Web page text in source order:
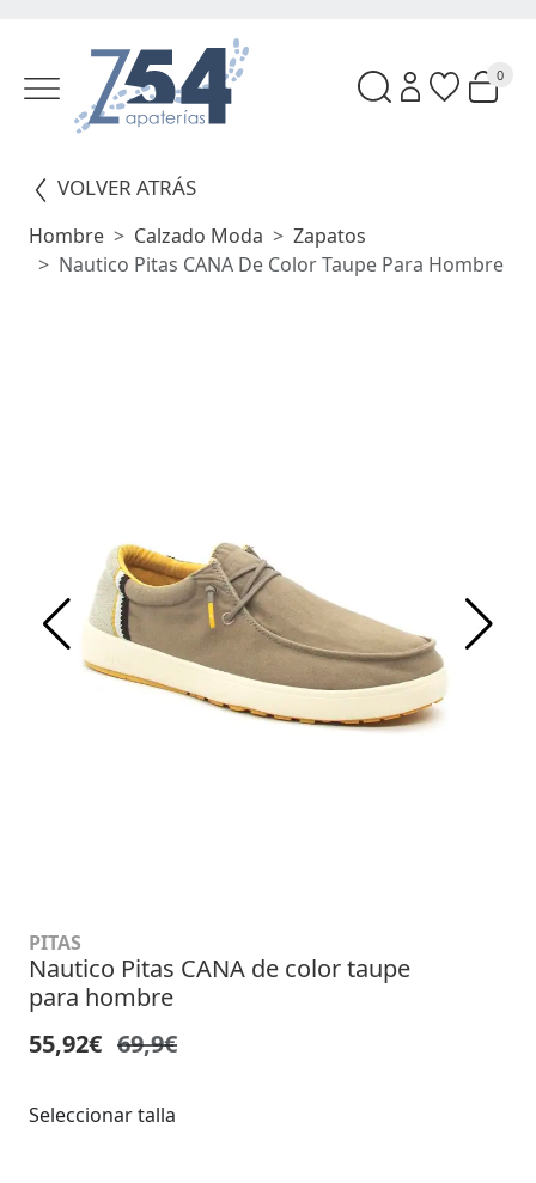
0
VOLVER ATRÁS
Hombre Calzado Moda
Zapatos
Nautico Pitas CANA De Color Taupe Para Hombre
PITAS
Nautico Pitas CANA de color taupe
para hombre
55,92€ 69,9€
Seleccionar talla